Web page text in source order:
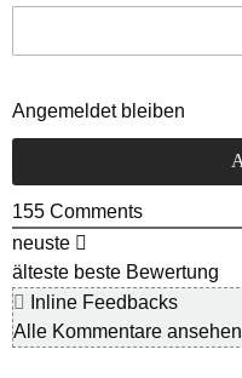
Angemeldet bleiben
155 Comments
neuste
älteste beste Bewertung
Inline Feedbacks
Alle Kommentare ansehen